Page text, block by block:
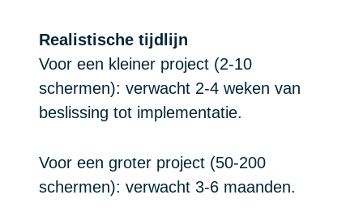
Realistische tijdlijn
Voor een kleiner project (2-10
schermen): verwacht 2-4 weken van
beslissing tot implementatie.
Voor een groter project (50-200
schermen): verwacht 3-6 maanden.